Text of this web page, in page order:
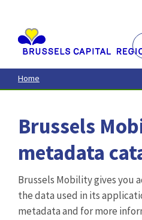
contenu
principal
Home
Brussels
metadata
Brussels Mobility gives you
the data used in its
metadata and for more